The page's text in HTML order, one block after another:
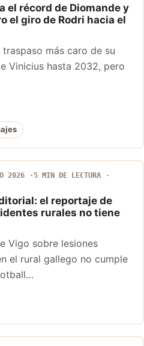
el récord de Diomande y
el giro de Rodri hacia el
más caro de su
Vinicius hasta 2032, pero
2026
5 MIN DE LECTURA
el reportaje de
rurales no tiene
Vigo sobre lesiones
el rural gallego no cumple